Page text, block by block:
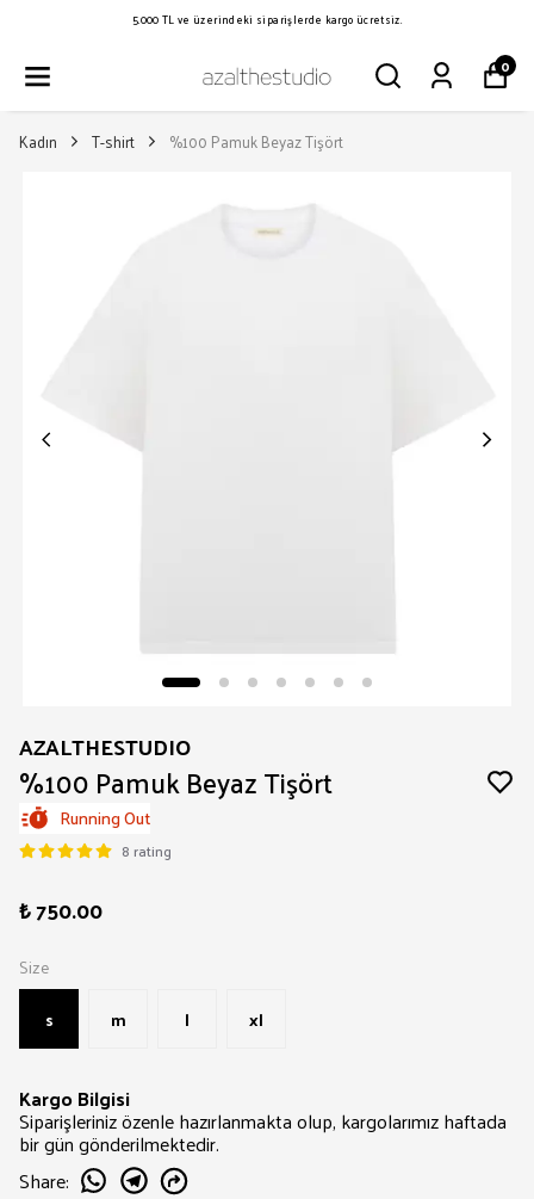
5.000 TL ve üzerindeki siparişlerde kargo ücretsiz.
0
Kadın T-shirt %100 Pamuk Beyaz Tişört
AZALTHESTUDIO
%100 Pamuk Beyaz Tişört
Running Out
8 rating
₺ 750.00
Size
s
m l xl
Kargo Bilgisi
Siparişleriniz özenle hazırlanmakta olup, kargolarımız haftada
bir gün gönderilmektedir.
Share: